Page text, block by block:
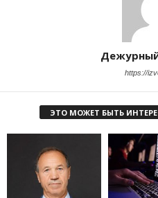
https://
ЭТО МОЖЕТ БЫТЬ